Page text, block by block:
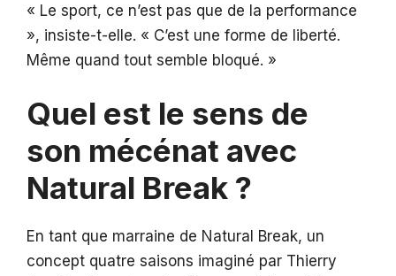
« Le sport, ce n’est pas que de la performance
», insiste-t-elle. « C’est une forme de liberté.
Même quand tout semble bloqué. »
Quel est le sens de
son mécénat avec
Natural Break ?
En tant que marraine de Natural Break, un
concept quatre saisons imaginé par Thierry